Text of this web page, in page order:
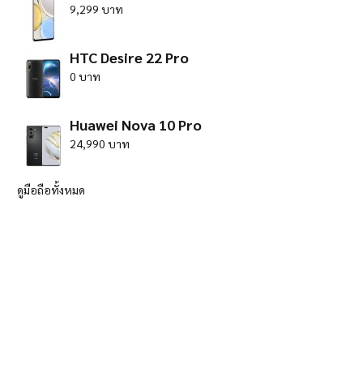
9,299 บาท
HTC Desire 22 Pro
0 บาท
Huawei Nova 10 Pro
24,990 บาท
ดูมือถือทั้งหมด